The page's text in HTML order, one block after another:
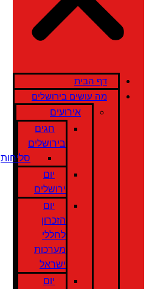
דף הבית
מה עושים בירושלים
אירועים
חגים
בירושלים
סליחות
יום
ירושלים
יום
הזכרון
לחללי
מערכות
ישראל
יום